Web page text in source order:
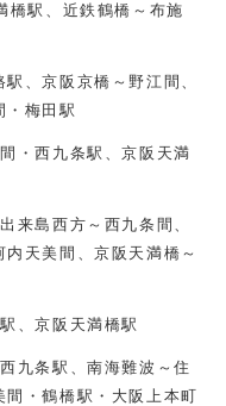
橋駅、近鉄鶴橋～布施
、京阪京橋～野江間、
・梅田駅
・西九条駅、京阪天満
来島西方～西九条間、
天美間、京阪天満橋～
、京阪天満橋駅
九条駅、南海難波～住
・鶴橋駅・大阪上本町